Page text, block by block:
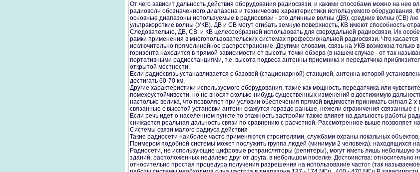
От чего зависит дальность действия оборудования радиосвязи, и какими способами можно на нее
радиоволн обозначенного диапазона и технические характеристики используемого
основные диапазоны используемые в радиосвязи - это длинные волны (ДВ), средние волны (СВ) /
ультракороткие волны (УКВ). ДВ и СВ могут огибать земную поверхность, КВ имеют способность
Следовательно, ДВ, СВ. и КВ целесообразней использовать для сверхдальней радиосвязи. Их
рамки применения в многопользовательских системах профессиональной радиосвязи. Что
исключительно прямолинейное распространение. Другими словами, связь на УКВ возможна
горизонта находится в прямой зависимости от высоты точки обзора (в нашем случае - от так
портативными радиостанциями, т.е. высота подвеса антенны приемника и передатчика
открытой местности.
Если радиосвязь устанавливается с базовой (стационарной) станцией, антенна которой
достигать 60-70 км.
Другие характеристики используемого оборудования, такие как мощность передатчика или
помехоустойчивости, но не вносят сколько-нибудь существенных изменений в достижимую
настолько велика, что позволяет при условии обеспечения прямой видимости принимать сигнал
связанные с высотой установки антенн скажутся гораздо раньше, нежели ограничения связанные
Если речь идет о населенном пункте то этажность застройки также влияет на дальность работы
снижается реальная дальность связи по сравнению с расчетной. Рассмотренное выше позволяет
Системы связи малого радиуса действия
Такие радиосети наиболее часто применяются строителями, службами охраны локальных
Примером подобной системы может послужить группа людей (минимум 2 человека), находящихся
Радиосети, не использующие цифровые ретрансляторы (репитеры), могут иметь лишь небольшую
зданий, расположенных недалеко друг от друга, в небольшом поселке. Достоинства: относительно
относительно простая процедура получения разрешения на использование частот (так